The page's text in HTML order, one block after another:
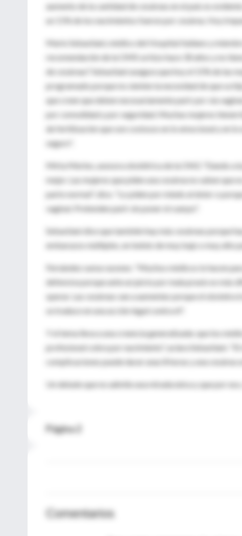
aumento de la cantidad de cesáreas en el país es
un 11% de los nacimientos fueron por cesárea. Hoy
Mario Sebastiani, médico del Hospital Italiano y
recomendación de la OMS se hizo hace 30 años y no
de cesáreas? Sebastiani asegura que hoy el 15% de las
programado porque no sienten la necesidad de que su
que creen que deben necesariamente parir por vía
por comodidad y por seguridad. Muchas mujeres
de fertilización que son costosos en lo emocional y en
seguro".
Mirta Merino, asesora obstétrica de la ONG "Dando a
mejor. Las mujeres que piden una cesárea no saben
parto normal", dice. "Lo piden por miedo al dolor o
vaginal. Pretenden parir sin poner el cuerpo".
Sebastiani dice que también hay más cesáreas porque
embarazos múltiples, en bebés de muy bajo o muy alto
Fernández suma razones: "Muchos médicos lo hacen
defensiva porque ante un juicio por mala praxis es más
operar. Las cesáreas van a aumentar porque el
se traduce en una acción legal contra él".
Y el tema lleva a una creencia generalizada: que los
profesional cobra por nacimiento", aclara Sebastiani.
complicaciones puede durar unas 8 horas y una cesárea
Un debate que no admite una mirada única y que por
Página 2
Comentarios